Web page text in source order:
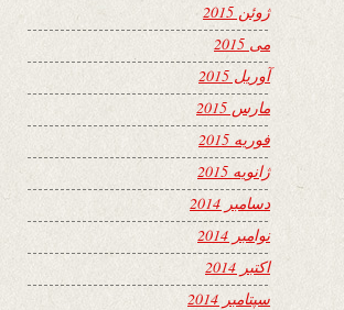
ژوئن 2015
می 2015
آوریل 2015
مارس 2015
فوریه 2015
ژانویه 2015
دسامبر 2014
نوامبر 2014
اکتبر 2014
سپتامبر 2014